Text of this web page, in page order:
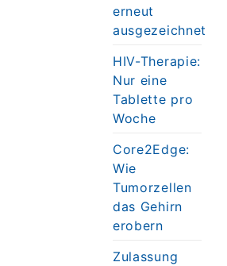
erneut
ausgezeichnet
HIV-Therapie:
Nur eine
Tablette pro
Woche
Core2Edge:
Wie
Tumorzellen
das Gehirn
erobern
Zulassung